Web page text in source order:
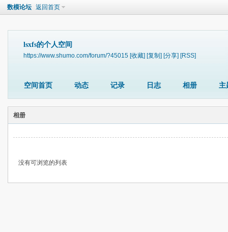
数模论坛 返回首页
lsxfs的个人空间
https://www.shumo.com/forum/?45015 [收藏] [复制] [分享] [RSS]
空间首页 动态 记录 日志 相册 主
相册
没有可浏览的列表